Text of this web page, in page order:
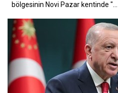
bölgesinin Novi Pazar kentinde "…